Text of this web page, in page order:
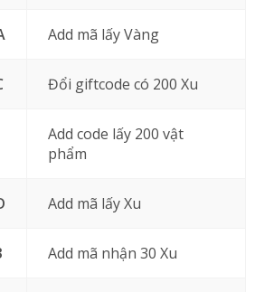
Add mã lấy Vàng
Đổi giftcode có 200 Xu
Add code lấy 200 vật
phẩm
Add mã lấy Xu
Add mã nhận 30 Xu